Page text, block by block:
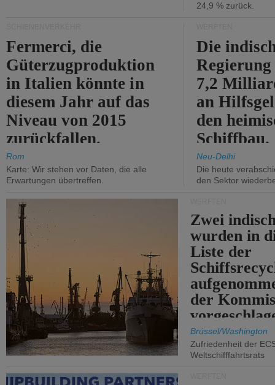
24,9 % zurück.
Fermerci, die
Güterzugproduktion
in Italien könnte in
diesem Jahr auf das
Niveau von 2015
zurückfallen.
Rom
Karte: Wir stehen vor Daten, die alle
Erwartungen übertreffen.
Die
7,2
an
den
Schiffbau.
Neu-Delhi
Die heute
den Sektor
Zwei
wurden in
Liste der
der
Brüssel/Washington
Zufriedenheit der
Weltschifffahrtsrats